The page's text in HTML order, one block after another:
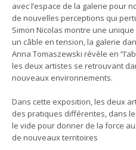
avec l’espace de la galerie pour
de nouvelles perceptions qui
Simon Nicolas montre une
un câble en tension, la galerie
Anna Tomaszewski révèle en
les deux artistes se retrouvant
nouveaux environnements.
Dans cette exposition, les deux
des pratiques différentes, dans
le vide pour donner de la force
de nouveaux territoires